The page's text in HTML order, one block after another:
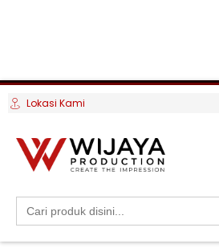
Lokasi Kami
Search
for: